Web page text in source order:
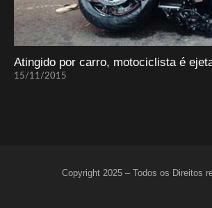
Atingido por carro, motociclista é
15/11/2015
Copyright 2025 – Todos os Direitos